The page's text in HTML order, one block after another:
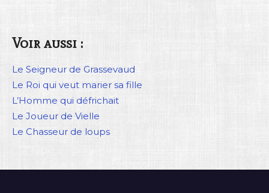
Voir aussi :
Le Seigneur de Grassevaud
Le Roi qui veut marier sa fille
L’Homme qui défrichait
Le Joueur de Vielle
Le Chasseur de loups